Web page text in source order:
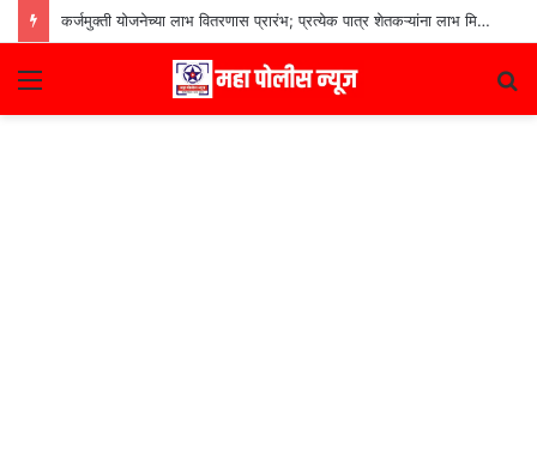
कर्जमुक्ती योजनेच्या लाभ वितरणास प्रारंभ; प्रत्येक पात्र शेतकऱ्यांना लाभ मिळणार– मुख्यमंत्री देवेंद्र फडणवीस
Menu